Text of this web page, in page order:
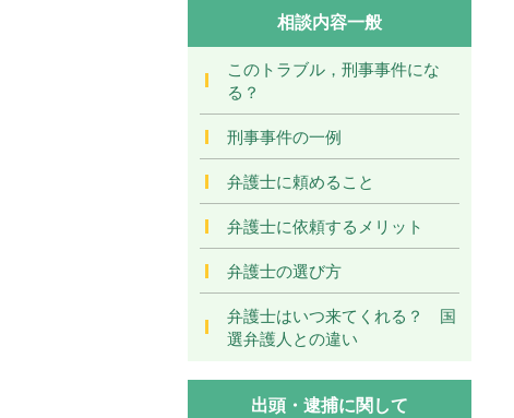
相談内容一般
このトラブル，刑事事件にな
る？
刑事事件の一例
弁護士に頼めること
弁護士に依頼するメリット
弁護士の選び方
弁護士はいつ来てくれる？ 国
選弁護人との違い
出頭・逮捕に関して